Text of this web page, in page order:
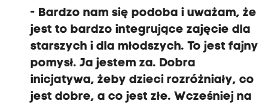
- Bardzo nam się podoba i uważam, że
jest to bardzo integrujące zajęcie dla
starszych i dla młodszych. To jest fajny
pomysł. Ja jestem za. Dobra
inicjatywa, żeby dzieci rozróżniały, co
jest dobre, a co jest złe. Wcześniej na